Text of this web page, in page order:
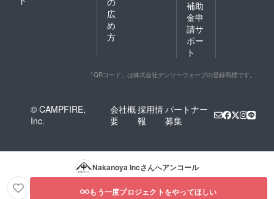
広
め
方
補助
金申
請サ
ポー
ト
「QRコード」は株式会社デンソーウェーブの登録商標です。
© CAMPFIRE,
Inc.
会社概
要
採用情
報
パートナー
募集
Nakanoya Incさんへアンコール
もう一度プロジェクトをやってほしい